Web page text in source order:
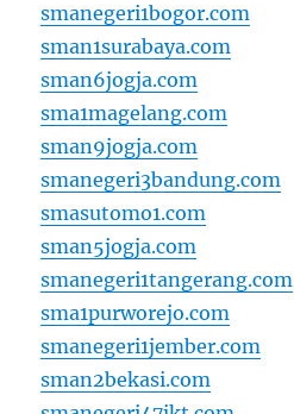
smanegeri1bogor.com
sman1surabaya.com
sman6jogja.com
sma1magelang.com
sman9jogja.com
smanegeri3bandung.com
smasutomo1.com
sman5jogja.com
smanegeri1tangerang.com
sma1purworejo.com
smanegeri1jember.com
sman2bekasi.com